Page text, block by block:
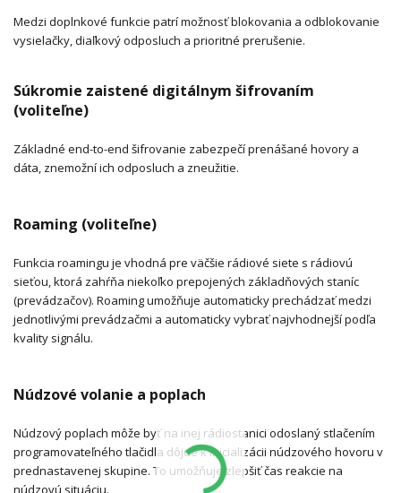
Medzi doplnkové funkcie patrí možnosť blokovania a odblokovanie
vysielačky, diaľkový odposluch a prioritné prerušenie.
Súkromie zaistené digitálnym šifrovaním
(voliteľne)
Základné end-to-end šifrovanie zabezpečí prenášané hovory a
dáta, znemožní ich odposluch a zneužitie.
Roaming (voliteľne)
Funkcia roamingu je vhodná pre väčšie rádiové siete s rádiovú
sieťou, ktorá zahŕňa niekoľko prepojených základňových staníc
(prevádzačov). Roaming umožňuje automaticky prechádzať medzi
jednotlivými prevádzačmi a automaticky vybrať najvhodnejší podľa
kvality signálu.
Núdzové volanie a poplach
Núdzový poplach môže byť na inej rádiostanici odoslaný stlačením
programovateľného tlačidla dôjde k inicializácii núdzového hovoru v
prednastavenej skupine. To umožňuje zlepšiť čas reakcie na
núdzovú situáciu.